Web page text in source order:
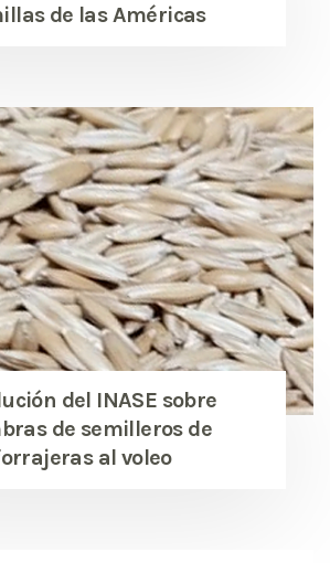
de las Américas
del INASE sobre
de semilleros de
al voleo